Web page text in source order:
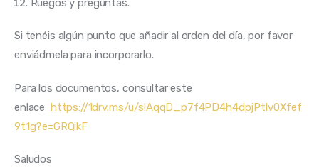
Ruegos y preguntas.
Si tenéis algún punto que añadir al orden del día, por favor
enviádmela para incorporarlo.
Para los documentos, consultar este
enlace https://1drv.ms/u/s!AqqD_p7f4PD4h4dpjPtlv0Xfef
9t1g?e=GRQikF
Saludos